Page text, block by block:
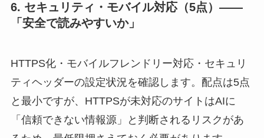
6. セキュリティ・モバイル対応（5点）——
「安全で読みやすいか」
HTTPS化・モバイルフレンドリー対応・セキュリ
ティヘッダーの設定状況を確認します。配点は5点
と最小ですが、HTTPSが未対応のサイトはAIに
「信頼できない情報源」と判断されるリスクがあ